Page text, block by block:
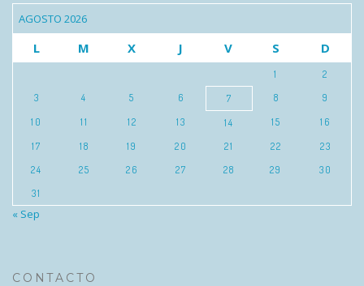
AGOSTO 2026
L M X J V S D
1
2
3
4 5 6 7 8
9
10
11 12 13 14 15
16
17
18 19 20 21 22
23
24
25 26 27 28 29
30
31
« Sep
CONTACTO